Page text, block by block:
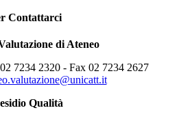
Contattarci
di Ateneo
7234 2320 - Fax 02 7234 2627
Qualità